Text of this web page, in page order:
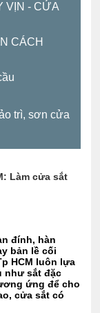
VỊN - CỬA
CÁCH
trì, sơn cửa
Làm cửa sắt
đính, hàn
bản lề cối
HCM luôn lựa
như sắt đặc
ứng để cho
cửa sắt có